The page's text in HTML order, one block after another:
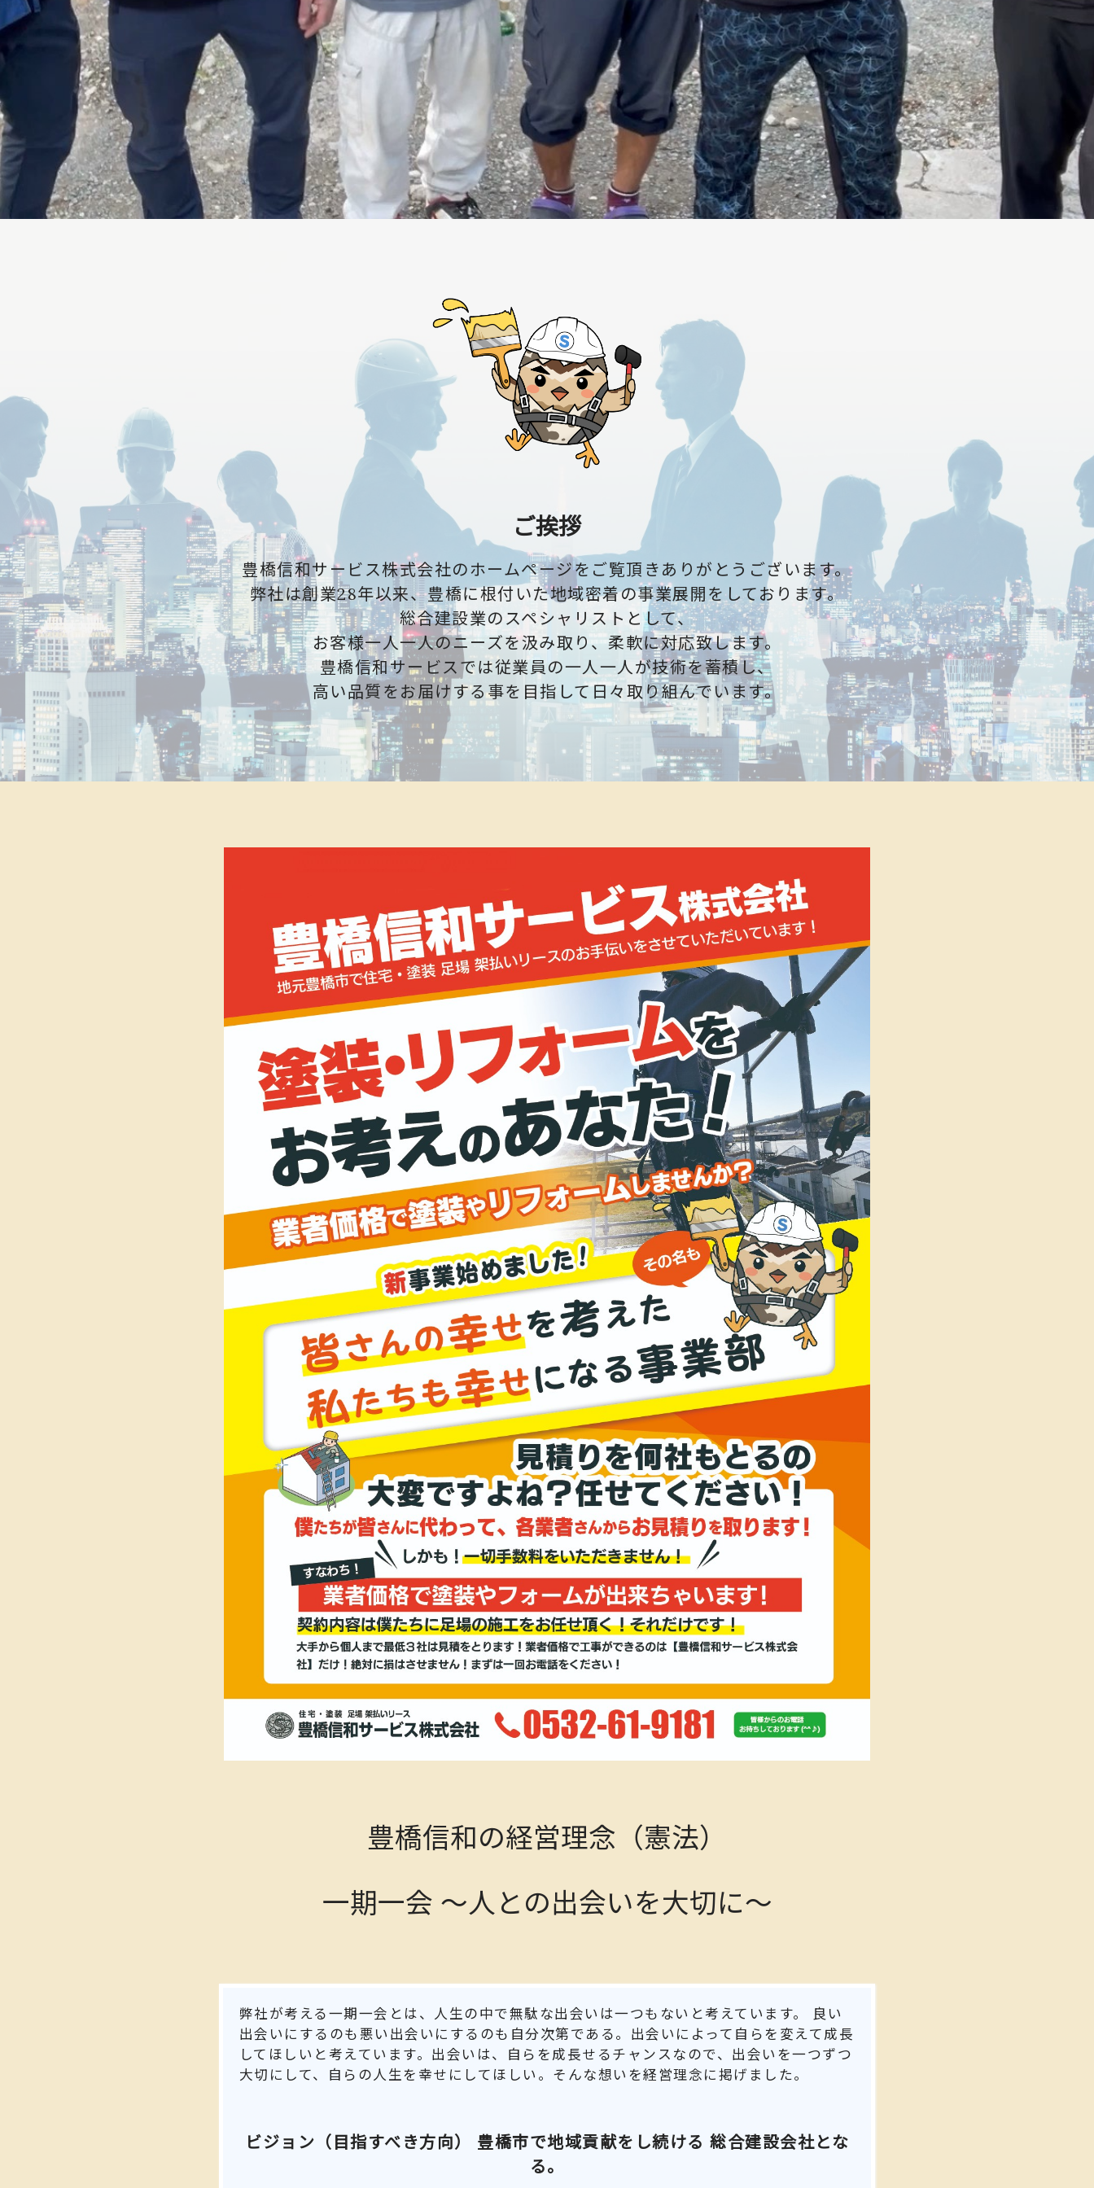
ご挨拶
豊橋信和サービス株式会社のホームページをご覧頂きありがとうございます。
弊社は創業28年以来、豊橋に根付いた地域密着の事業展開をしております。
総合建設業のスペシャリストとして、
お客様一人一人のニーズを汲み取り、柔軟に対応致します。
豊橋信和サービスでは従業員の一人一人が技術を蓄積し、
高い品質をお届けする事を目指して日々取り組んでいます。
豊橋信和の経営理念（憲法）
一期一会 ～人との出会いを大切に～
弊社が考える一期一会とは、人生の中で無駄な出会いは一つもないと考えています。 良い
出会いにするのも悪い出会いにするのも自分次第である。出会いによって自らを変えて成長
してほしいと考えています。出会いは、自らを成長せるチャンスなので、出会いを一つずつ
大切にして、自らの人生を幸せにしてほしい。そんな想いを経営理念に掲げました。
ビジョン（目指すべき方向） 豊橋市で地域貢献をし続ける 総合建設会社とな
る。